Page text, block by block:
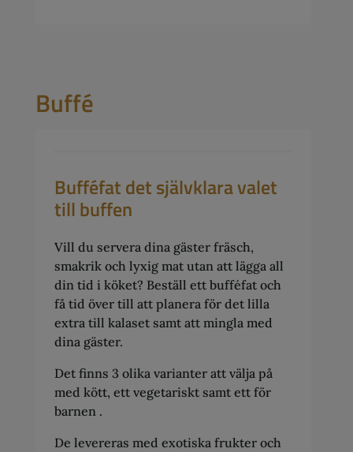
Buffé
Bufféfat det självklara valet
till buffen
Vill du servera dina gäster fräsch,
smakrik och lyxig mat utan att lägga all
din tid i köket? Beställ ett bufféfat och
få tid över till att planera för det lilla
extra till kalaset samt att mingla med
dina gäster.
Det finns 3 olika varianter att välja på
med kött, ett vegetariskt samt ett för
barnen .
De levereras med exotiska frukter och